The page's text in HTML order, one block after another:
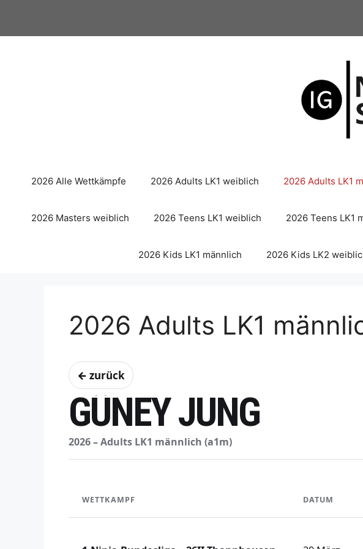
springen
2026 Alle Wettkämpfe 2026 Adults LK1 weiblich 2026 Adults LK1
2026 Masters weiblich 2026 Teens LK1 weiblich 2026 Teens LK1
2026 Kids LK1 männlich 2026 Kids LK2
2026 Adults LK1
← zurück
GÜNEY JUNG
2026 – Adults LK1 männlich (a1m)
WETTKAMPF DATUM